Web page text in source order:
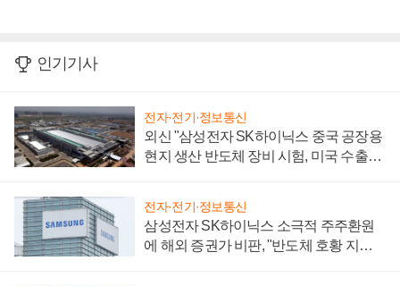
인기기사
전자·전기·정보통신
외신 "삼성전자 SK하이닉스 중국 공장용
현지 생산 반도체 장비 시험, 미국 수출통
전자·전기·정보통신
삼성전자 SK하이닉스 소극적 주주환원
에 해외 증권가 비판, "반도체 호황 지속